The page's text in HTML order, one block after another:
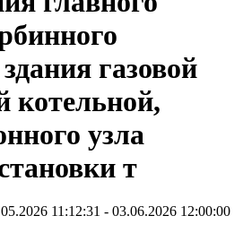
газовой
котельной,
узла
т
11:12:31 - 03.06.2026 12:00:00